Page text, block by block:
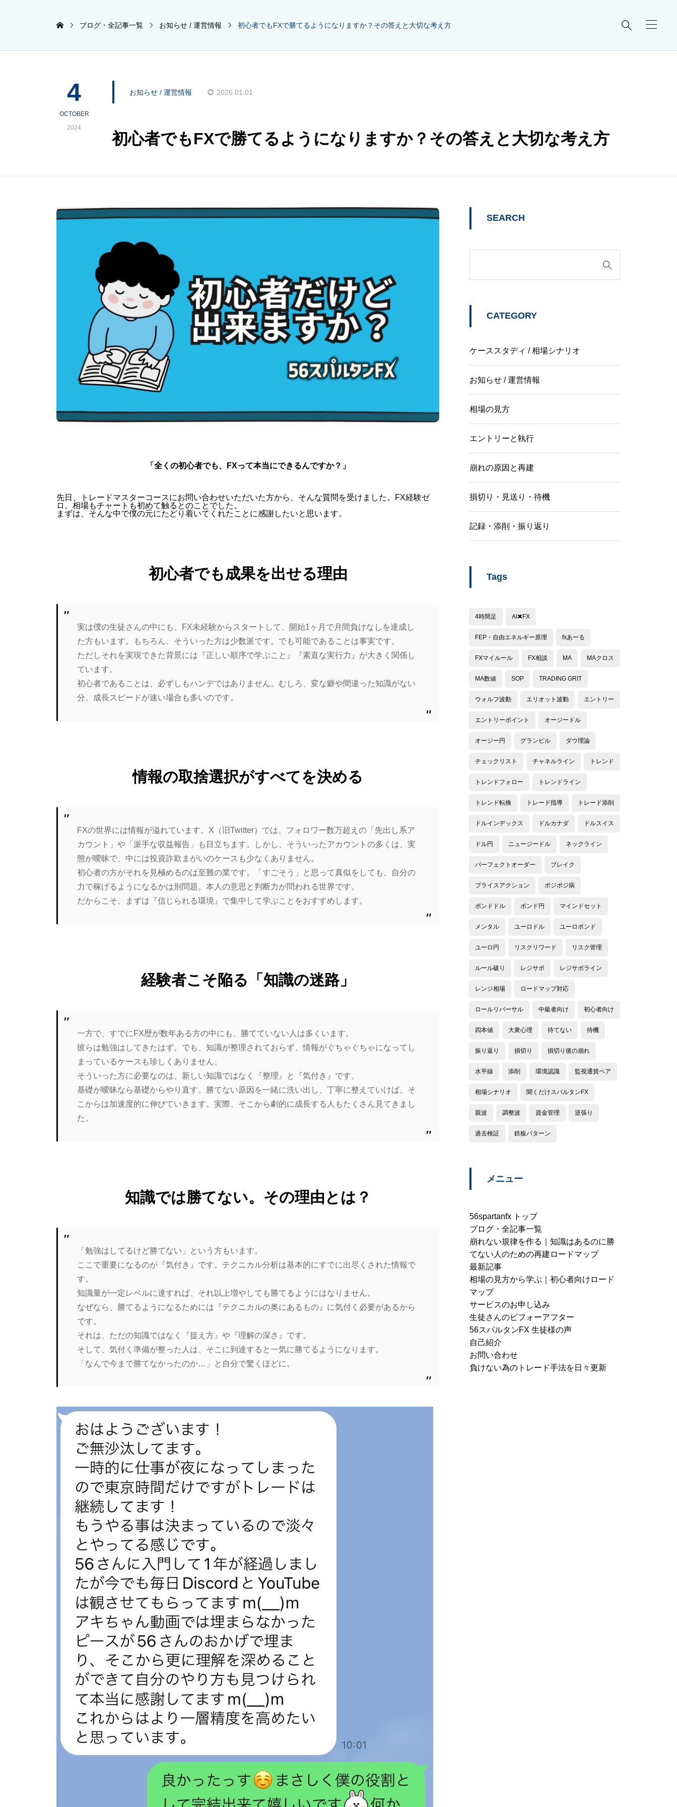

ブログ・全記事一覧 お知らせ / 運営情報 初心者でもFXで勝てるようになりますか？その答えと大切な考え方
4
OCTOBER
2024
お知らせ / 運営情報 2026.01.01
初心者でもFXで勝てるようになりますか？その答えと大切な考え方
「全くの初心者でも、FXって本当にできるんですか？」
先日、トレードマスターコースにお問い合わせいただいた方から、そんな質問を受けました。FX経験ゼ
ロ。相場もチャートも初めて触るとのことでした。
まずは、そんな中で僕の元にたどり着いてくれたことに感謝したいと思います。
初心者でも成果を出せる理由
実は僕の生徒さんの中にも、FX未経験からスタートして、開始1ヶ月で月間負けなしを達成し
た方もいます。もちろん、そういった方は少数派です。でも可能であることは事実です。
ただしそれを実現できた背景には『正しい順序で学ぶこと』『素直な実行力』が大きく関係し
ています。
初心者であることは、必ずしもハンデではありません。むしろ、変な癖や間違った知識がない
分、成長スピードが速い場合も多いのです。
情報の取捨選択がすべてを決める
FXの世界には情報が溢れています。X（旧Twitter）では、フォロワー数万超えの「先出し系ア
カウント」や「派手な収益報告」も目立ちます。しかし、そういったアカウントの多くは、実
態が曖昧で、中には投資詐欺まがいのケースも少なくありません。
初心者の方がそれを見極めるのは至難の業です。「すごそう」と思って真似をしても、自分の
力で稼げるようになるかは別問題。本人の意思と判断力が問われる世界です。
だからこそ、まずは『信じられる環境』で集中して学ぶことをおすすめします。
経験者こそ陥る「知識の迷路」
一方で、すでにFX歴が数年ある方の中にも、勝てていない人は多くいます。
彼らは勉強はしてきたはず。でも、知識が整理されておらず、情報がぐちゃぐちゃになってし
まっているケースも珍しくありません。
そういった方に必要なのは、新しい知識ではなく『整理』と『気付き』です。
基礎が曖昧なら基礎からやり直す。勝てない原因を一緒に洗い出し、丁寧に整えていけば、そ
こからは加速度的に伸びていきます。実際、そこから劇的に成長する人もたくさん見てきまし
た。
知識では勝てない。その理由とは？
「勉強はしてるけど勝てない」という方もいます。
ここで重要になるのが『気付き』です。テクニカル分析は基本的にすでに出尽くされた情報で
す。
知識量が一定レベルに達すれば、それ以上増やしても勝てるようにはなりません。
なぜなら、勝てるようになるためには『テクニカルの奥にあるもの』に気付く必要があるから
です。
それは、ただの知識ではなく『捉え方』や『理解の深さ』です。
そして、気付く準備が整った人は、そこに到達すると一気に勝てるようになります。
「なんで今まで勝てなかったのか…」と自分で驚くほどに。
SEARCH
CATEGORY
ケーススタディ / 相場シナリオ
お知らせ / 運営情報
相場の見方
エントリーと執行
崩れの原因と再建
損切り・見送り・待機
記録・添削・振り返り
Tags
4時間足 AI✖︎FX
FEP・自由エネルギー原理 fxあーる
FXマイルール FX相談 MA MAクロス
MA数値 SOP TRADING GRIT
ウォルフ波動 エリオット波動 エントリー
エントリーポイント オージードル
オージー円 グランビル ダウ理論
チェックリスト チャネルライン トレンド
トレンドフォロー トレンドライン
トレンド転換 トレード指導 トレード添削
ドルインデックス ドルカナダ ドルスイス
ドル円 ニュージードル ネックライン
パーフェクトオーダー ブレイク
プライスアクション ポジポジ病
ポンドドル ポンド円 マインドセット
メンタル ユーロドル ユーロポンド
ユーロ円 リスクリワード リスク管理
ルール破り レジサポ レジサポライン
レンジ相場 ロードマップ対応
ロールリバーサル 中級者向け 初心者向け
四本値 大衆心理 待てない 待機
振り返り 損切り 損切り後の崩れ
水平線 添削 環境認識 監視通貨ペア
相場シナリオ 聞くだけスパルタンFX
親波 調整波 資金管理 逆張り
過去検証 鉄板パターン
メニュー
56spartanfx トップ
ブログ・全記事一覧
崩れない規律を作る｜知識はあるのに勝
てない人のための再建ロードマップ
最新記事
相場の見方から学ぶ｜初心者向けロード
マップ
サービスのお申し込み
生徒さんのビフォーアフター
56スパルタンFX 生徒様の声
自己紹介
お問い合わせ
負けない為のトレード手法を日々更新